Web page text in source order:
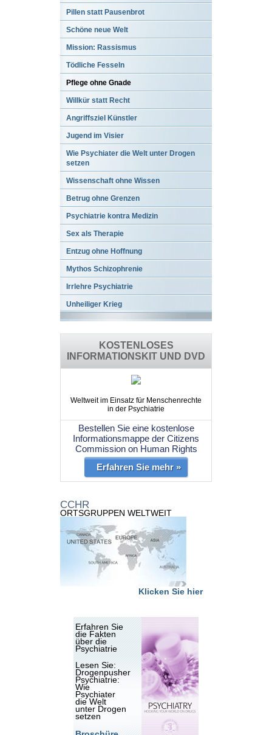
Pillen statt Pausenbrot
Schöne neue Welt
Mission: Rassismus
Tödliche Fesseln
Pflege ohne Gnade
Willkür statt Recht
Angriffsziel Künstler
Jugend im Visier
Wie Psychiater die Welt unter Drogen
setzen
Wissenschaft ohne Wissen
Betrug ohne Grenzen
Psychiatrie kontra Medizin
Sex als Therapie
Entzug ohne Hoffnung
Mythos Schizophrenie
Irrlehre Psychiatrie
Unheiliger Krieg
KOSTENLOSES
INFORMATIONSKIT UND DVD
Weltweit im Einsatz für Menschenrechte
in der Psychiatrie
Bestellen Sie eine kostenlose
Informationsmappe der Citizens
Commission on Human Rights
Erfahren Sie mehr »
CCHR
ORTSGRUPPEN WELTWEIT
Klicken Sie hier
Erfahren Sie
die Fakten
über die
Psychiatrie
Lesen Sie:
Drogenpusher
Psychiatrie:
Wie
Psychiater
die Welt
unter Drogen
setzen